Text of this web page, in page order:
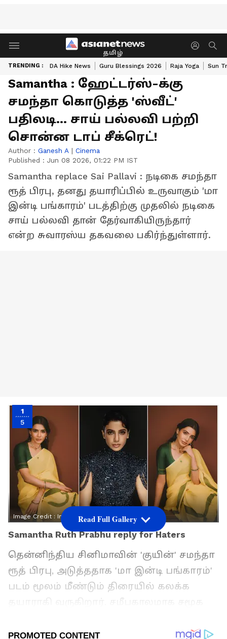
தமிழ்
TRENDING : DA Hike News Guru Blessings 2026 Raja Yoga Sun
Samantha : ஹேட்டர்ஸ்-க்கு
சமந்தா கொடுத்த 'ஸ்வீட்'
பதிலடி... சாய் பல்லவி பற்றி
சொன்ன டாப் சீக்ரெட்!
Author : Ganesh A | Cinema
Published : Jun 08 2026, 01:22 PM IST
Samantha replace Sai Pallavi : நடிகை சமந்தா
ரூத் பிரபு, தனது தயாரிப்பில் உருவாகும் 'மா
இன்டி பங்காரம்' படத்திற்கு முதலில் நடிகை
சாய் பல்லவி தான் தேர்வாகியிருந்தார்
என்ற சுவாரஸ்ய தகவலை பகிர்ந்துள்ளார்.
1
5
Image Credit : Instagram
Samantha Ruth Prabhu reply for Haters
தென்னிந்திய சினிமாவின் 'குயின்' சமந்தா
ரூத் பிரபு, அடுத்ததாக 'மா இன்டி பங்காரம்'
படம் மூலம் மீண்டும் திரையில் கலக்க
சமந்தா, ரசிகர்களுடன் நடத்திய கேள்வி-
Read Full Gallery